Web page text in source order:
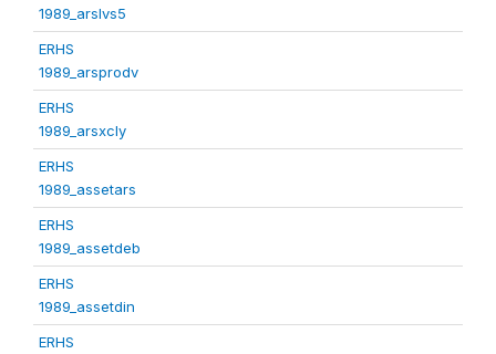
1989_arslvs5
ERHS
1989_arsprodv
ERHS
1989_arsxcly
ERHS
1989_assetars
ERHS
1989_assetdeb
ERHS
1989_assetdin
ERHS